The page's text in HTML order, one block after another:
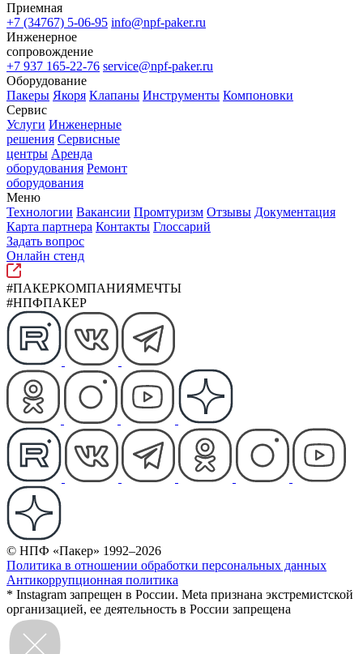
Приемная
+7 (34767) 5-06-95 info@npf-paker.ru
Инженерное
сопровождение
+7 937 165-22-76 service@npf-paker.ru
Оборудование
Пакеры Якоря Клапаны Инструменты Компоновки
Сервис
Услуги Инженерные
решения Сервисные
центры Аренда
оборудования Ремонт
оборудования
Меню
Технологии Вакансии Промтуризм Отзывы Документация
Карта партнера Контакты Глоссарий
Задать вопрос
Онлайн стенд
#ПАКЕРКОМПАНИЯМЕЧТЫ
#НПФПАКЕР
© НПФ «Пакер» 1992–2026
Политика в отношении обработки персональных данных
Антикоррупционная политика
* Instagram запрещен в России. Meta признана экстремистской
организацией, ее деятельность в России запрещена